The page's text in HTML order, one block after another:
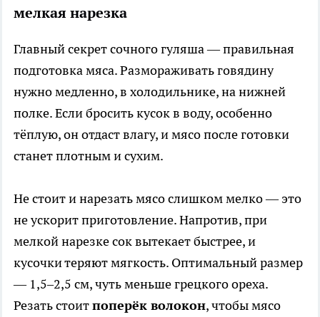
мелкая нарезка
Главный секрет сочного гуляша — правильная
подготовка мяса. Размораживать говядину
нужно медленно, в холодильнике, на нижней
полке. Если бросить кусок в воду, особенно
тёплую, он отдаст влагу, и мясо после готовки
станет плотным и сухим.
Не стоит и нарезать мясо слишком мелко — это
не ускорит приготовление. Напротив, при
мелкой нарезке сок вытекает быстрее, и
кусочки теряют мягкость. Оптимальный размер
— 1,5–2,5 см, чуть меньше грецкого ореха.
Резать стоитпоперёк волокон, чтобы мясо